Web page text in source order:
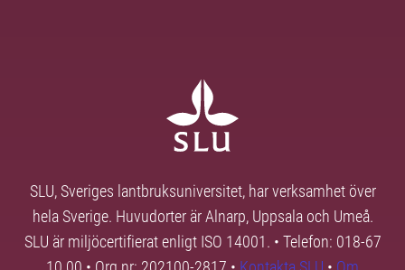
SLU, Sveriges lantbruksuniversitet, har verksamhet över
hela Sverige. Huvudorter är Alnarp, Uppsala och Umeå.
SLU är miljöcertifierat enligt ISO 14001. • Telefon: 018-67